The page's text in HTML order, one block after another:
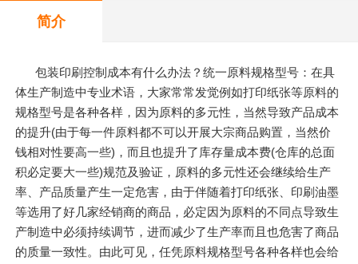
简介
包装印刷控制成本有什么办法？统一原料规格型号：在具
体生产制造中专业术语，大家常常发觉例如打印纸张等原料的
规格型号是各种各样，因为原料的多元性，当然导致产品成本
的提升(由于每一件原料都不可以开展大宗商品购置，当然价
钱相对性要高一些)，而且也提升了库存量成本费(仓库的总面
积必定要大一些)规范及验证，原料的多元性还会继续给生产
率、产品质量产生一定危害，由于伴随着打印纸张、印刷油墨
等选用了好几家经销商的商品，必定因为原料的不同点导致生
产制造中必须持续调节，进而减少了生产率而且也危害了商品
的质量一致性。由此可见，任凭原料规格型号各种各样也会给